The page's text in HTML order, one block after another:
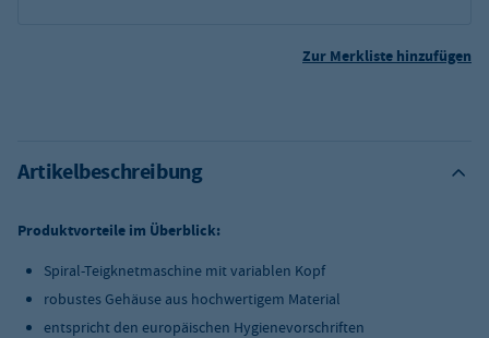
Zur Merkliste hinzufügen
Artikelbeschreibung
Produktvorteile im Überblick:
Spiral-Teigknetmaschine mit variablen Kopf
robustes Gehäuse aus hochwertigem Material
entspricht den europäischen Hygienevorschriften